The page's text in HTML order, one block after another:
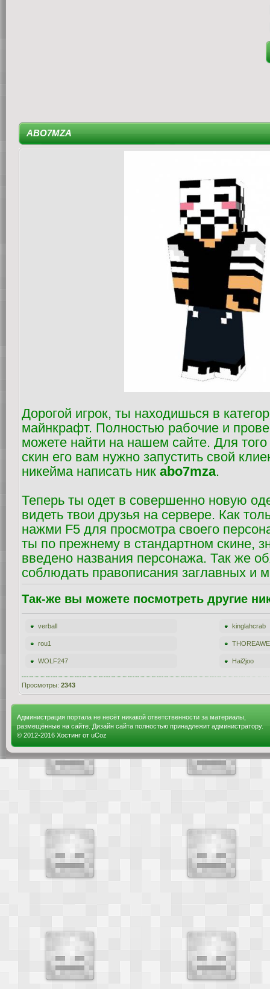
ABO7MZA
Дорогой игрок, ты находишься в
майнкрафт. Полностью рабочие и
можете найти на нашем сайте. Для того
скин его вам нужно запустить свой
никейма написать ник abo7mza.
Теперь ты одет в совершенно новую
видеть твои друзья на сервере. Как
нажми F5 для просмотра своего
ты по прежнему в стандартном скине,
введено названия персонажа. Так же
соблюдать правописания заглавных и
Так-же вы можете посмотреть другие
verball kinglahcrab
rou1
WOLF247 Hai2joo
Просмотры: 2343
Администрация портала не несёт никакой ответственности за материалы,
размещённые на сайте. Дизайн сайта полностью принадлежит администратору.
© 2012-2016 Хостинг от uCoz